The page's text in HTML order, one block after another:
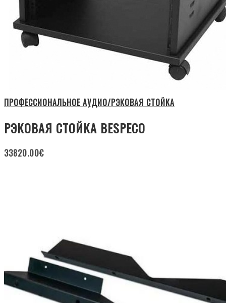
ПРОФЕССИОНАЛЬНОЕ АУДИО/РЭКОВАЯ СТОЙКА
РЭКОВАЯ СТОЙКА BESPECO
33820.00€